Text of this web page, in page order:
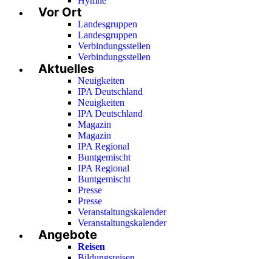
Vor Ort
Landesgruppen
Landesgruppen
Verbindungsstellen
Verbindungsstellen
Aktuelles
Neuigkeiten
IPA Deutschland
Neuigkeiten
IPA Deutschland
Magazin
Magazin
IPA Regional
Buntgemischt
IPA Regional
Buntgemischt
Presse
Presse
Veranstaltungskalender
Veranstaltungskalender
Angebote
Reisen